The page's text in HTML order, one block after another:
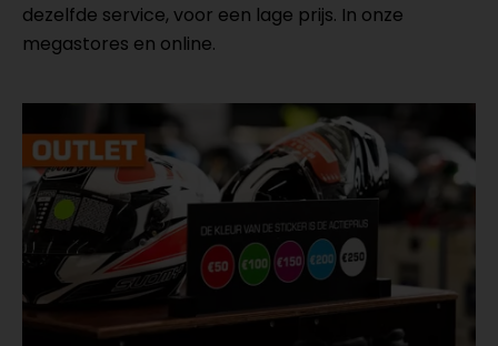
dezelfde service, voor een lage prijs. In onze
megastores en online.